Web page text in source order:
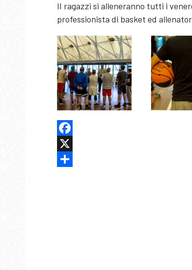
II ragazzi si alleneranno tutti i
professionista di basket ed
Facebook
X